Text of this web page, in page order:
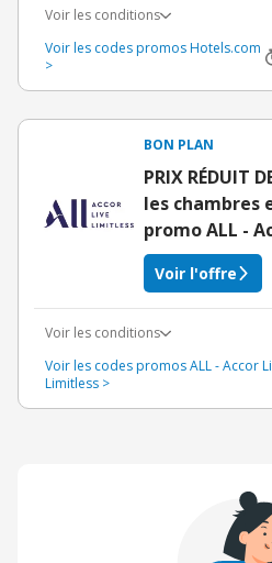
Voir les conditions
Voir les codes promos Hotels.com
>
BON PLAN
PRIX RÉDUIT
les
promo ALL -
Voir l'offre
Voir les conditions
Voir les codes promos ALL - Accor
Limitless >